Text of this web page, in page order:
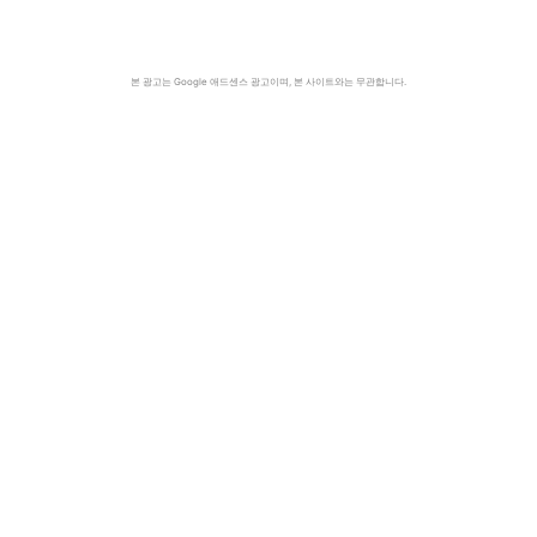
본 광고는 Google 애드센스 광고이며, 본 사이트와는 무관합니다.